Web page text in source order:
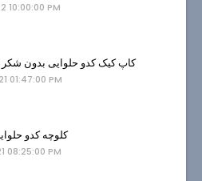
10:00:00 PM
کاپ کیک کدو حلوایی بدون شکر
01:47:00 PM
کلوچه کدو
08:25:00 PM